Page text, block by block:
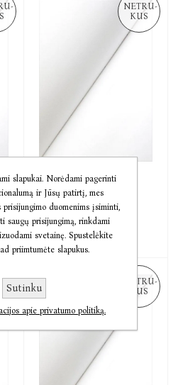
NETRU-
KUS
Lights Out
Navessa Allen
€16,39 €19,99
NETRU-
KUS
slapukai. Norėdami pagerinti
ir Jūsų patirtį, mes
prisijungimo duomenims įsiminti,
saugų prisijungimą, rinkdami
svetainę. Spustelėkite
priimtumėte slapukus.
Sutinku
apie privatumo politiką.